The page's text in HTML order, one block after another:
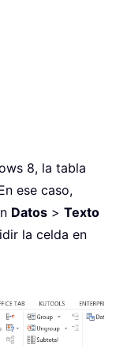
8, la tabla
ese caso,
Datos > Texto
la celda en